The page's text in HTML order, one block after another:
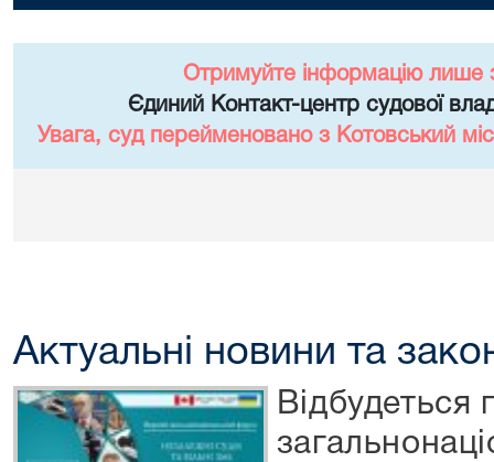
Отримуйте інформацію лише
Єдиний Контакт-центр судової
Увага, суд перейменовано з Котовський
Актуальні новини та
Відбудеться